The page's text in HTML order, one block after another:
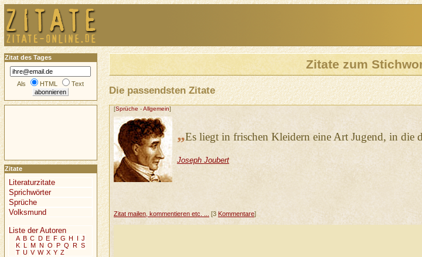
Zitate zum
Die passendsten Zitate
[Sprüche -Allgemein]
„Es liegt in frischen Kleidern eine Art Jugend, in die
Joseph Joubert
Zitat mailen, kommentieren etc. ...
[3 Kommentare]
Zitat des Tages
Als HTML Text
Zitate
Literaturzitate
Sprichwörter
Sprüche
Volksmund
Liste der Autoren
A B C D E F G H I J
K L M N O P Q R S
T U V W X Y Z